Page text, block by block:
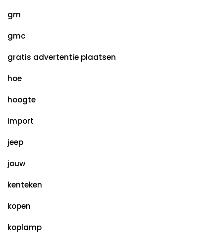
gm
gmc
gratis advertentie plaatsen
hoe
hoogte
import
jeep
jouw
kenteken
kopen
koplamp